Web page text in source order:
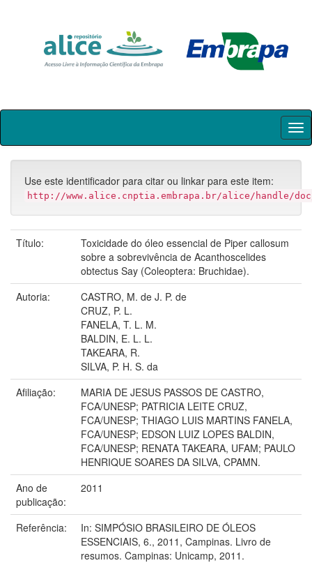
Skip
Use este identificador para citar ou linkar para este item:
http://www.alice.cnptia.embrapa.br/alice/handle/
Título:
Toxicidade do óleo essencial de Piper callosum
sobre a sobrevivência de Acanthoscelides
obtectus Say (Coleoptera: Bruchidae).
Autoria:
CASTRO, M. de J. P. de
CRUZ, P. L.
FANELA, T. L. M.
BALDIN, E. L. L.
TAKEARA, R.
SILVA, P. H. S. da
Afiliação:
MARIA DE JESUS PASSOS DE CASTRO,
FCA/UNESP; PATRICIA LEITE CRUZ,
FCA/UNESP; THIAGO LUIS MARTINS FANELA,
FCA/UNESP; EDSON LUIZ LOPES BALDIN,
FCA/UNESP; RENATA TAKEARA, UFAM; PAULO
HENRIQUE SOARES DA SILVA, CPAMN.
Ano de
publicação:
2011
Referência:
In: SIMPÓSIO BRASILEIRO DE ÓLEOS
ESSENCIAIS, 6., 2011, Campinas. Livro de
resumos. Campinas: Unicamp, 2011.